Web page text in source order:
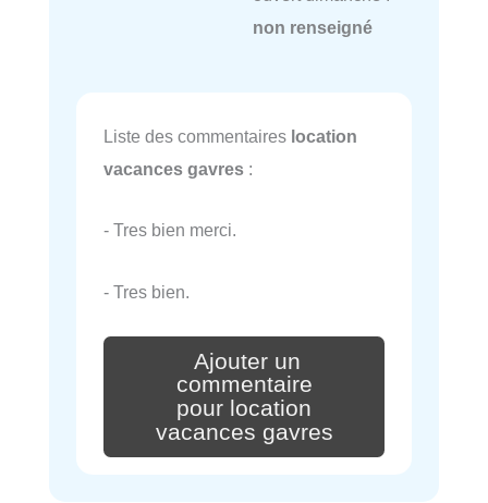
non renseigné
Liste des commentaires location
vacances gavres :
- Tres bien merci.
- Tres bien.
Ajouter un
commentaire
pour location
vacances gavres